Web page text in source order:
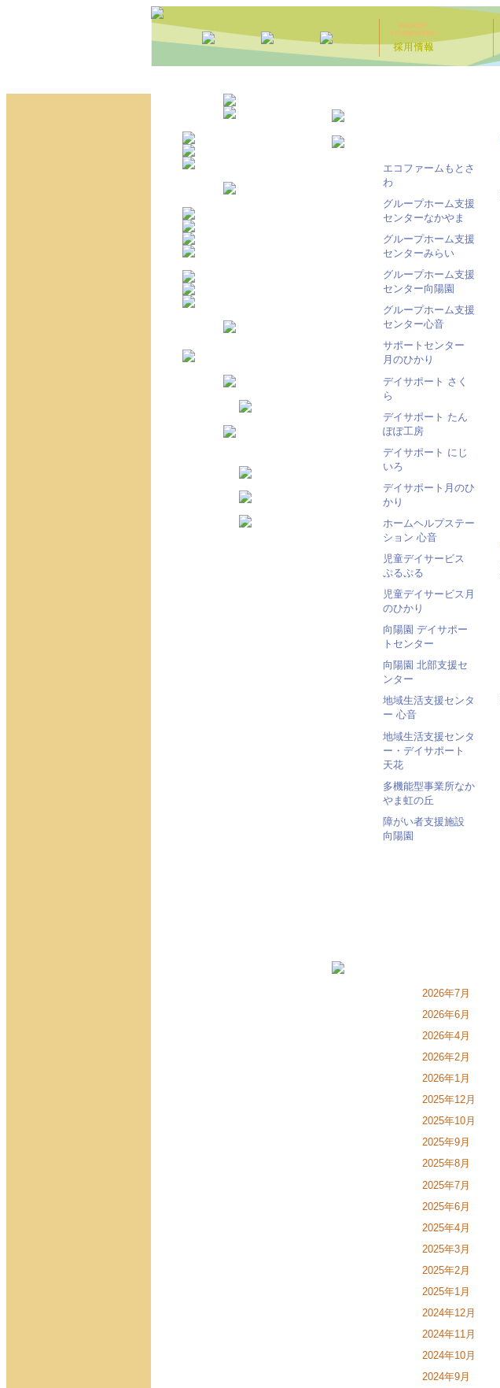
エコファームもとさ
わ
グループホーム支援
センターなかやま
グループホーム支援
センターみらい
グループホーム支援
センター向陽園
グループホーム支援
センター心音
サポートセンター
月のひかり
デイサポート さく
ら
デイサポート たん
ぽぽ工房
デイサポート にじ
いろ
デイサポート月のひ
かり
ホームヘルプステー
ション 心音
児童デイサービス
ぷるぷる
児童デイサービス月
のひかり
向陽園 デイサポー
トセンター
向陽園 北部支援セ
ンター
地域生活支援センタ
ー 心音
地域生活支援センタ
ー・デイサポート
天花
多機能型事業所なか
やま虹の丘
障がい者支援施設
向陽園
2026年7月
2026年6月
2026年4月
2026年2月
2026年1月
2025年12月
2025年10月
2025年9月
2025年8月
2025年7月
2025年6月
2025年4月
2025年3月
2025年2月
2025年1月
2024年12月
2024年11月
2024年10月
2024年9月